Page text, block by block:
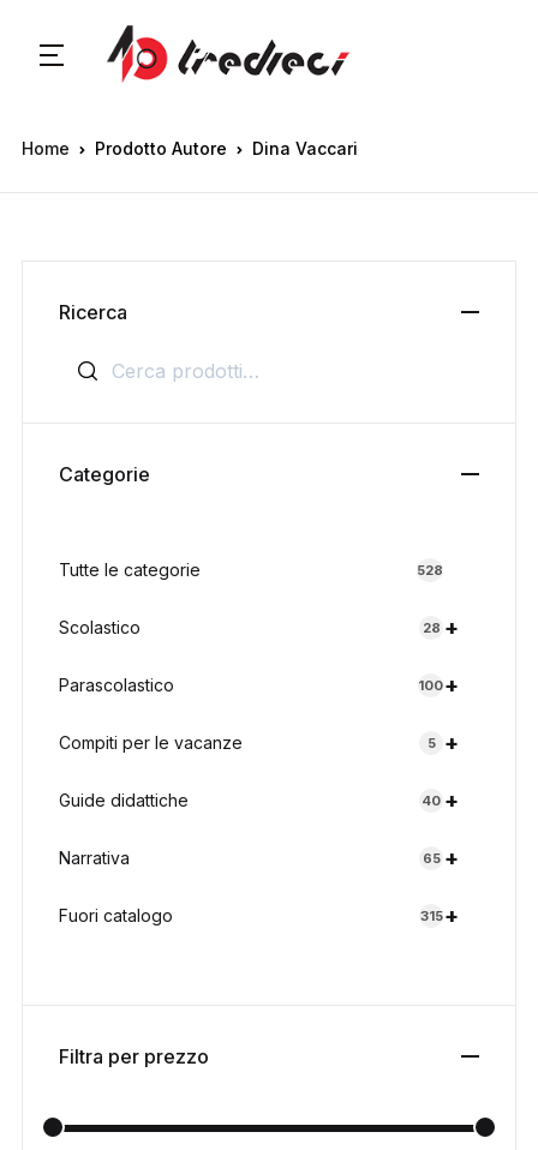
Home Prodotto Autore Dina Vaccari
Ricerca
Cerca:
Categorie
Tutte le categorie 528
+
Scolastico 28
+
Parascolastico 100
+
Compiti per le vacanze 5
+
Guide didattiche 40
+
Narrativa 65
+
Fuori catalogo 315
Filtra per prezzo